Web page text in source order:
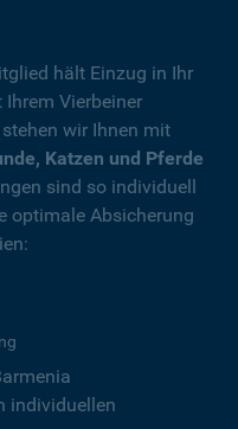
hält Einzug in Ihr
Vierbeiner
wir Ihnen mit
Katzen und Pferde
sind so individuell
optimale Absicherung
individuellen